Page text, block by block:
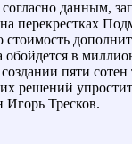
данным,
перекрестках
стоимость
обойдется в
пяти сотен
решений
Игорь Тресков.